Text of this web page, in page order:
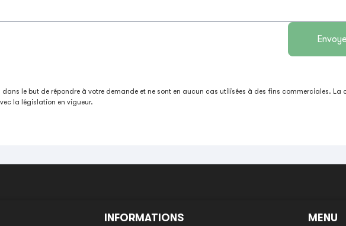
le but de répondre à votre demande et ne sont en aucun cas utilisées à des fins commerciales. La
la législation en vigueur.
INFORMATIONS MENU